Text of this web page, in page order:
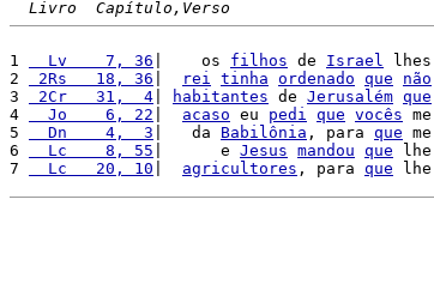
Livro  Capítulo,Verso
1
  Lv    7, 36
|    os filhos de Israel lhes
2
2Rs   18, 36 rei tinha ordenado que não
3
2Cr   31,  4 habitantes de Jerusalém que
4
  Jo    6, 22
acaso eu pedi que vocês me
5
  Dn    4,  3
|   da Babilônia , para que me
6
  Lc    8, 55
|      e Jesus mandou que lhe
7
  Lc   20, 10
agricultores , para que lhe